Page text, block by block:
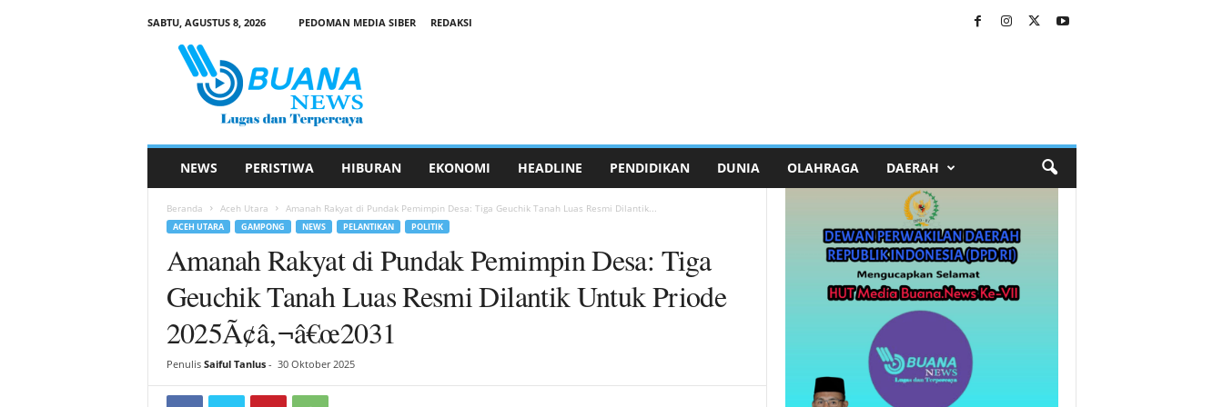
SABTU, AGUSTUS 8, 2026 PEDOMAN MEDIA SIBER
REDAKSI
NEWS PERISTIWA HIBURAN EKONOMI HEADLINE PENDIDIKAN DUNIA OLAHRAGA DAERAH
Beranda Aceh Utara Amanah Rakyat di Pundak Pemimpin Desa: Tiga Geuchik Tanah Luas Resmi Dilantik...
ACEH UTARA GAMPONG NEWS PELANTIKAN POLITIK
Amanah Rakyat di Pundak Pemimpin Desa: Tiga
Geuchik Tanah Luas Resmi Dilantik Untuk Priode
2025Ã¢â‚¬â€œ2031
Penulis Saiful Tanlus- 30 Oktober 2025